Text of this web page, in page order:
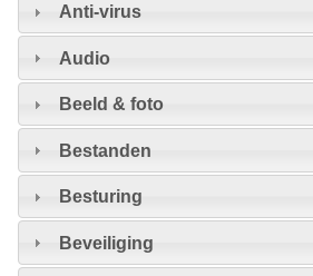
Anti-virus
Audio
Beeld & foto
Bestanden
Besturing
Beveiliging